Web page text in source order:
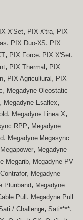
X'Set, PIX X'tra, PIX
, PIX Duo-XS, PIX
, PIX Force, PIX X'Set,
, PIX Thermal , PIX
, PIX Agricultural , PIX
, Megadyne Oleostatic
, Megadyne Esaflex,
, Megadyne Linea X,
RPP, Megadyne
, Megadyne Megasync
, Megadyne
Megarib, Megadyne PV
, Megadyne
Pluriband, Megadyne
Pull , Megadyne Pull
/ Challenge, Sati****,